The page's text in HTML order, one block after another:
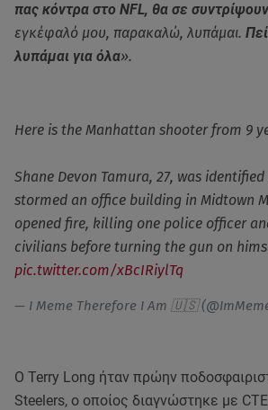
πας κόντρα στο NFL, θα σε
εγκέφαλό μου, παρακαλώ, λυπάμαι.
λυπάμαι για όλα».
Here is the Manhattan shooter from 9
Shane Devon Tamura, 27, was
stormed an office building in Midtown
opened fire, killing one police officer
civilians before turning the gun on
pic.twitter.com/xBcIRiylTq
— I Meme Therefore I Am 🇺🇸
Ο Terry Long ήταν πρώην
Steelers, ο οποίος διαγνώστηκε με